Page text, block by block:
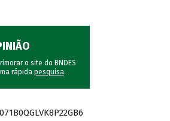
o site do BNDES
rápida pesquisa.